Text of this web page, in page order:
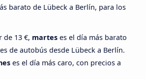
barato de Lübeck a Berlín, para los
de 13 €, martes es el día más barato
de autobús desde Lübeck a Berlín.
es el día más caro, con precios a